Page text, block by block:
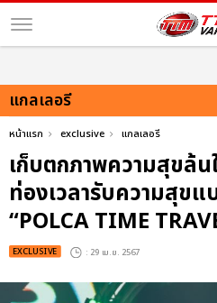
แกลเลอรี
หน้าแรก exclusive แกลเลอรี
เก็บตกภาพความสุขล้น
ท่องเวลารับความสุขแ
“POLCA TIME
EXCLUSIVE : 29 เม.ย. 2567